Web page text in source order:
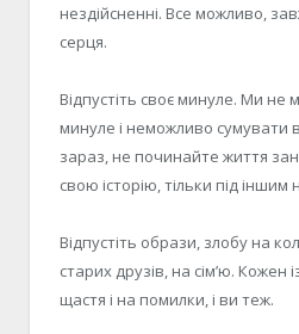
нездійсненні. Все можливо,
серця.
Відпустіть своє минуле. Ми
минуле і неможливо сумувати
зараз, не починайте життя
свою історію, тільки під іншим
Відпустіть образи, злобу на
старих друзів, на сім’ю. Кожен
щастя і на помилки, і ви теж.